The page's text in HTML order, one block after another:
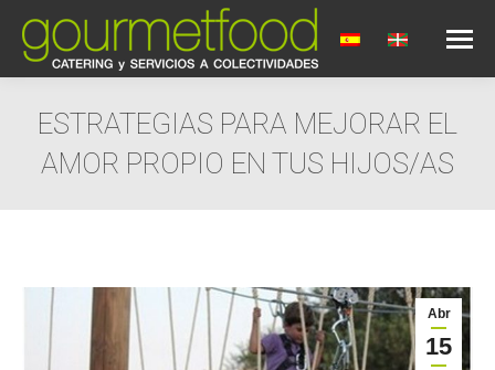
ESTRATEGIAS PARA MEJORAR EL
AMOR PROPIO EN TUS HIJOS/AS
Abr
15